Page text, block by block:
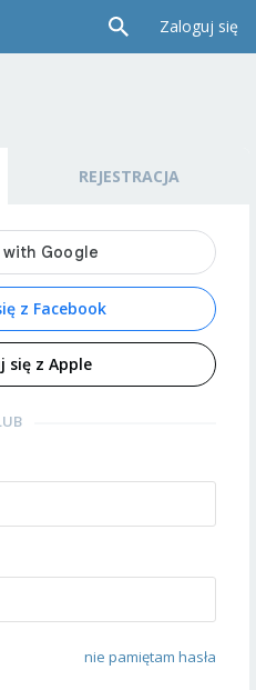
Zaloguj się
REJESTRACJA
z Facebook
się z Apple
nie pamiętam hasła